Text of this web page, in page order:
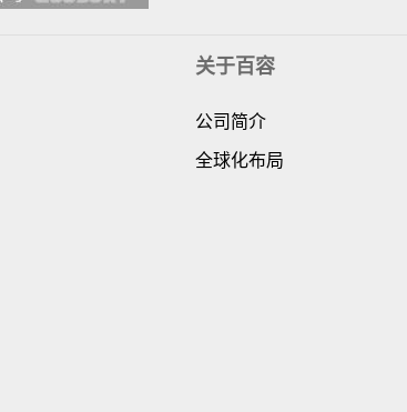
关于百容
公司简介
全球化布局